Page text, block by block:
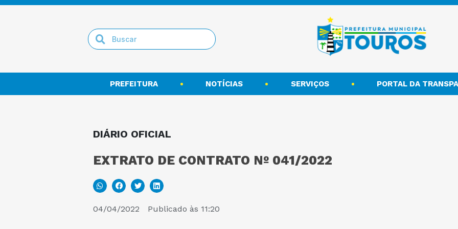
PREFEITURA NOTÍCIAS SERVIÇOS PORTAL DA
DIÁRIO OFICIAL
EXTRATO DE CONTRATO Nº 041/2022
04/04/2022 Publicado às 11:20